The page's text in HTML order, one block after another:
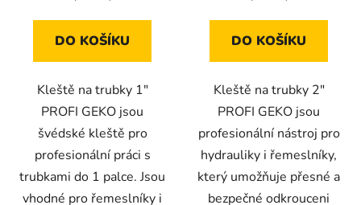
DO KOŠÍKU
Kleště na trubky 1"
PROFI GEKO jsou
švédské kleště pro
profesionální práci s
trubkami do 1 palce. Jsou
vhodné pro řemeslníky i
DO KOŠÍKU
Kleště na trubky 2"
PROFI GEKO jsou
profesionální nástroj pro
hydrauliky i řemeslníky,
který umožňuje přesné a
bezpečné odkrouceni